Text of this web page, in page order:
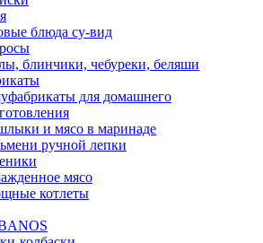
блюда су-вид
блинчики, чебуреки, беляши
для домашнего
и мясо в маринаде
ручной лепки
мясо
котлеты